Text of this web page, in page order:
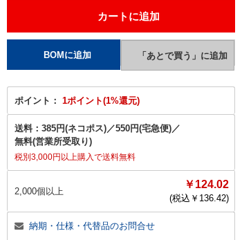
ポイント： 1ポイント(1%還元)
送料： 385円(ネコポス)／550円(宅急便)／
無料(営業所受取り)
税別3,000円以上購入で送料無料
2,000個以上
￥124.02
(税込￥ 136.42)
納期・仕様・代替品のお問合せ